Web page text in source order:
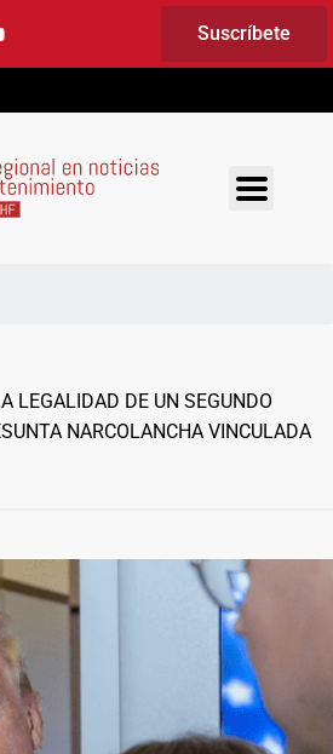
Suscríbete
LEGALIDAD DE UN SEGUNDO
NARCOLANCHA VINCULADA